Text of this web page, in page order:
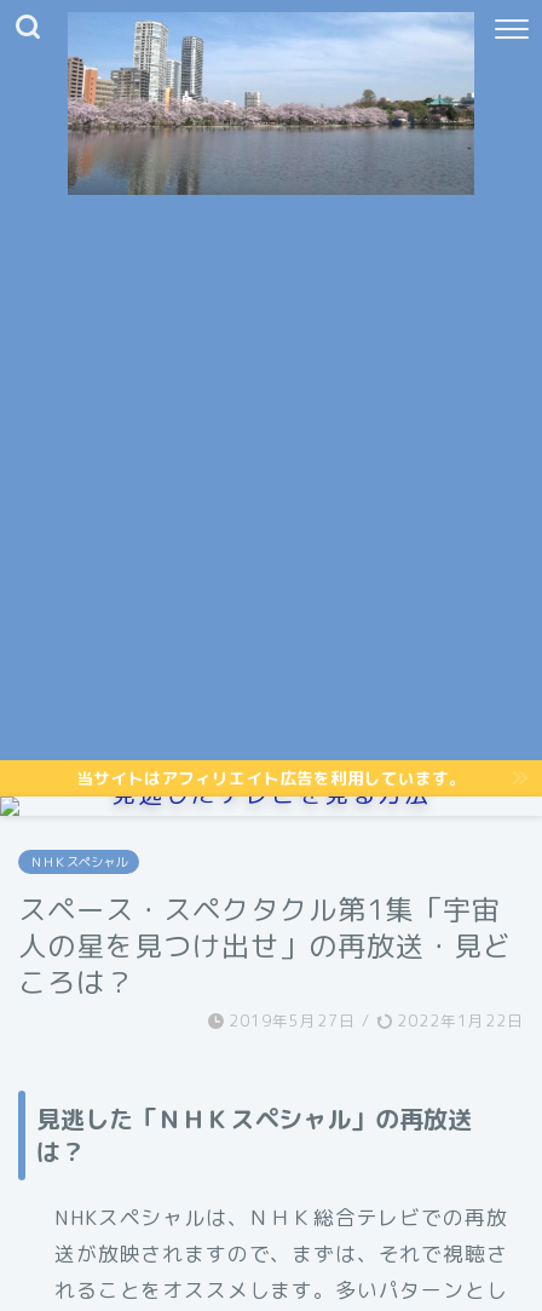
当サイトはアフィリエイト広告を利用しています。
見逃したテレビを見る方法
ＮＨＫスペシャル
スペース・スペクタクル第1集「宇宙
人の星を見つけ出せ」の再放送・見ど
ころは？
2019年5月27日 / 2022年1月22日
見逃した「ＮＨＫスペシャル」の再放送
は？
NHKスペシャルは、ＮＨＫ総合テレビでの再放
送が放映されますので、まずは、それで視聴さ
れることをオススメします。多いパターンとし